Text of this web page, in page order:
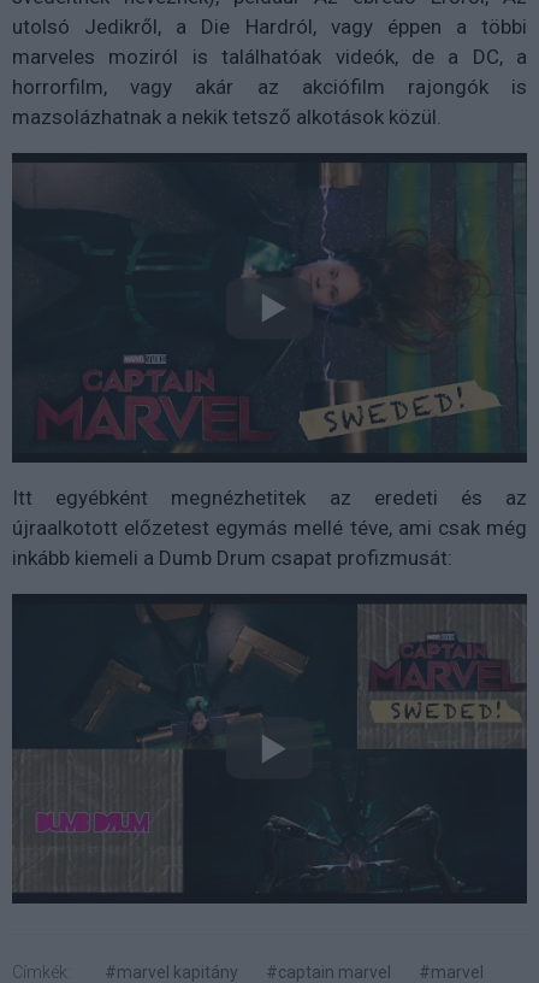
utolsó Jedikről, a Die Hardról, vagy éppen a többi
marveles moziról is találhatóak videók, de a DC, a
horrorfilm, vagy akár az akciófilm rajongók is
mazsolázhatnak a nekik tetsző alkotások közül.
Itt egyébként megnézhetitek az eredeti és az
újraalkotott előzetest egymás mellé téve, ami csak még
inkább kiemeli a Dumb Drum csapat profizmusát:
Címkék: #marvel kapitány #captain marvel
#marvel